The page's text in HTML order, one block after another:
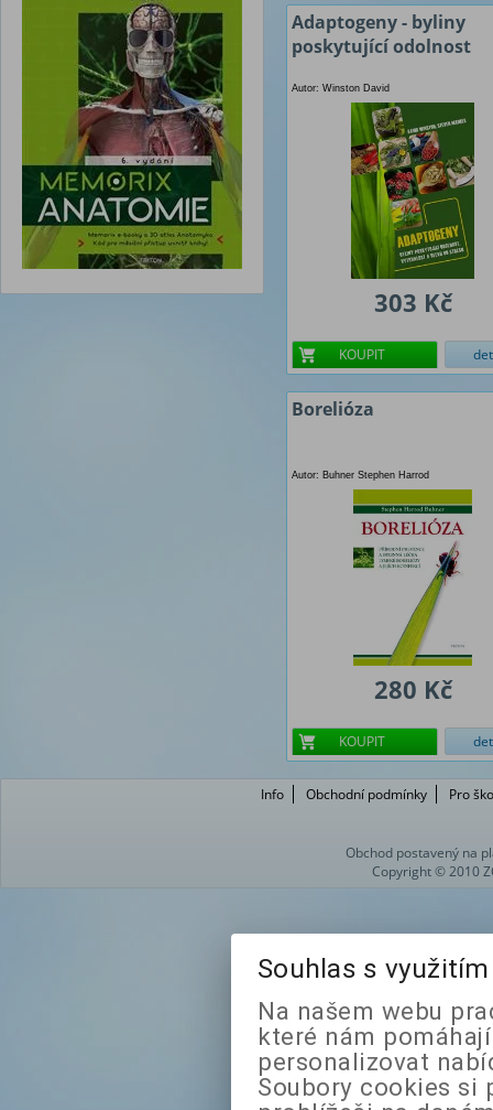
Adaptogeny - byliny
poskytující odolnost
Autor: Winston David
303 Kč
KOUPIT
Borelióza
Autor: Buhner Stephen Harrod
280 Kč
KOUPIT
Info Obchodní podmínky Pro
Obchod postavený na
Copyright © 2010
Souhlas s
Na našem webu
které nám
personalizovat
Soubory cookies si